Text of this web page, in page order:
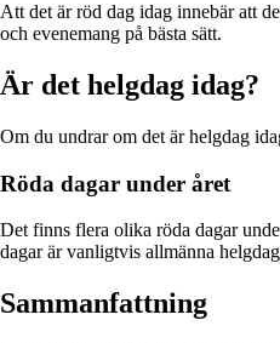
Att det är röd dag idag innebär att
och evenemang på bästa sätt.
Är det helgdag idag?
Om du undrar om det är helgdag
Röda dagar under året
Det finns flera olika röda dagar
dagar är vanligtvis allmänna
Sammanfattning